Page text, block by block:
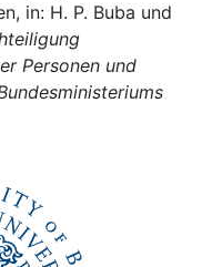
in: H. P. Buba und
Personen und